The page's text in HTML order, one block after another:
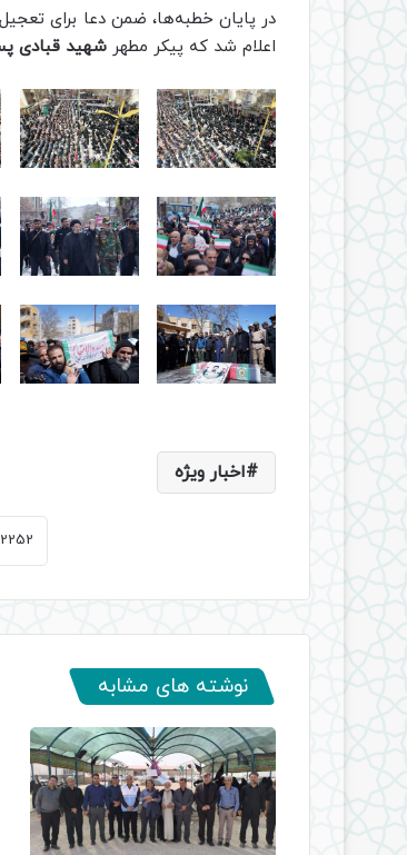
در پایان خطبه‌ها، ضمن دعا برای
اعلام شد که پیکر مطهر شهید قبادی
اخبار ویژه
نوشته های مشابه